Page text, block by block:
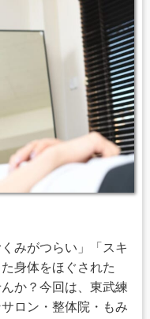
みがつらい」「スキ
身体をほぐされた
か？今回は、東武練
ロン・整体院・もみ